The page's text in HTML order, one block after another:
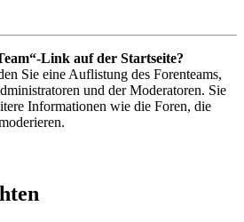
Link auf der Startseite?
Sie eine Auflistung des Forenteams,
und der Moderatoren. Sie
Informationen wie die Foren, die